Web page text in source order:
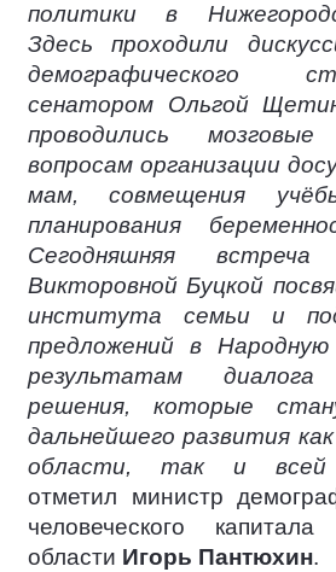
политики в
Здесь проходили
демографического
сенатором Ольгой
проводились
вопросам организации
мам, совмещения
планирования
Сегодняшняя
Викторовной Буцкой
института семьи и
предложений в
результатам диалога
решения, которые
дальнейшего развития
области, так и всей
отметил министр
человеческого капитала
области Игорь Пантюхин.